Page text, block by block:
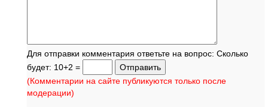
Для отправки комментария ответьте на вопрос: Сколько
будет: 10+2 =
(Комментарии на сайте публикуются только после
модерации)